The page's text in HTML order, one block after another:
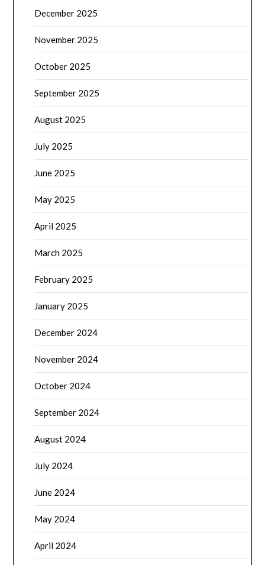
December 2025
November 2025
October 2025
September 2025
August 2025
July 2025
June 2025
May 2025
April 2025
March 2025
February 2025
January 2025
December 2024
November 2024
October 2024
September 2024
August 2024
July 2024
June 2024
May 2024
April 2024